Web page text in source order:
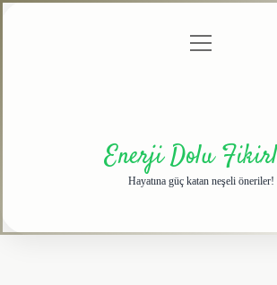
menüyü
Enerji Dolu
Hayatına güç katan neşeli öneriler!